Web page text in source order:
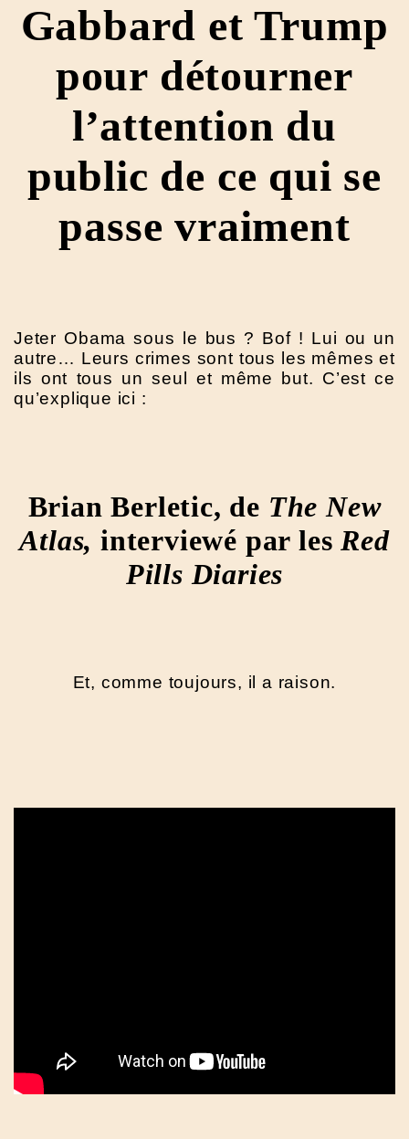
Gabbard et Trump
pour détourner
l’attention du
public de ce qui se
passe vraiment
Jeter Obama sous le bus ? Bof ! Lui ou un
autre… Leurs crimes sont tous les mêmes et
ils ont tous un seul et même but. C’est ce
qu’explique ici :
Brian Berletic, de The New
Atlas, interviewé par lesRed
Pills Diaries
Et, comme toujours, il a raison.